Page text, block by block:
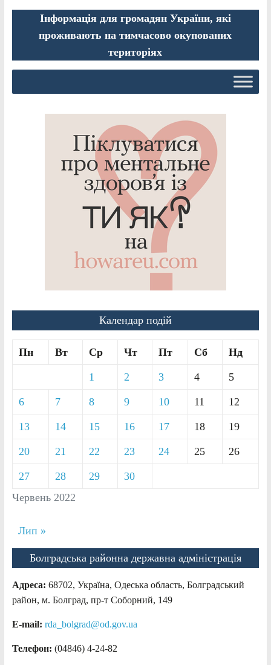
Інформація для громадян України, які
проживають на тимчасово окупованих
територіях
Календар подій
Червень 2022
Пн Вт Ср Чт Пт Сб Нд
1 2 3 4 5
6 7 8 9 10 11 12
13 14 15 16 17 18 19
20 21 22 23 24 25 26
27 28 29 30
Лип »
Болградська районна державна адміністрація
Адреса: 68702, Україна, Одеська область, Болградський
район, м. Болград, пр-т Соборний, 149
E-mail: rda_bolgrad@od.gov.ua
Телефон: (04846) 4-24-82